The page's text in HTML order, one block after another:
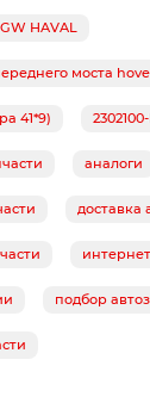
HAVAL
моста
41*9)
аналоги
доставка
подбор